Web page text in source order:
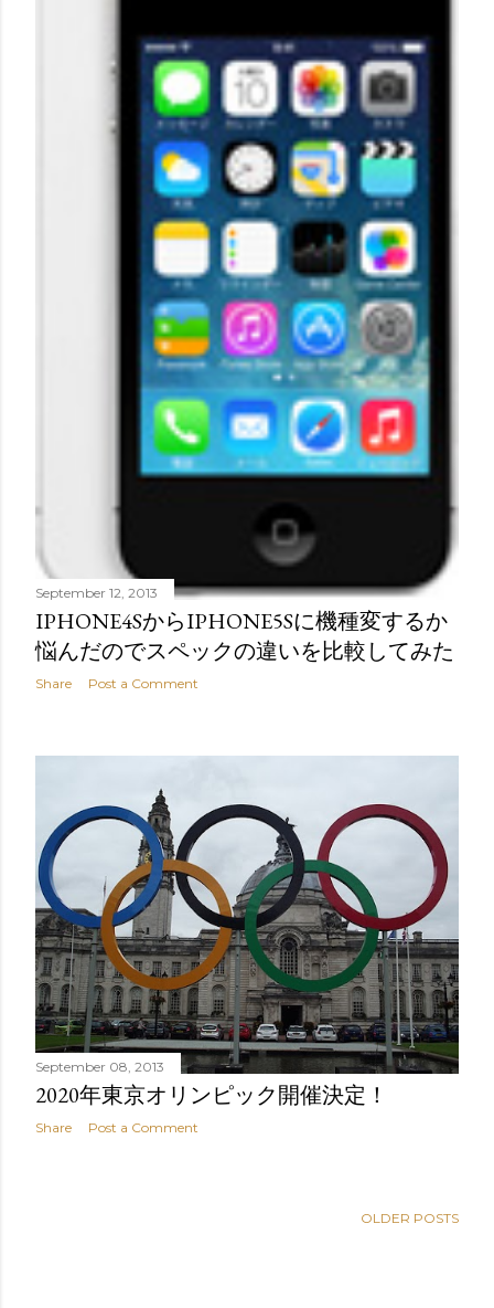
September 12, 2013
IPHONE4SからIPHONE5Sに機種変するか
悩んだのでスペックの違いを比較してみた
Share Post a Comment
September 08, 2013
2020年東京オリンピック開催決定！
Share Post a Comment
OLDER POSTS